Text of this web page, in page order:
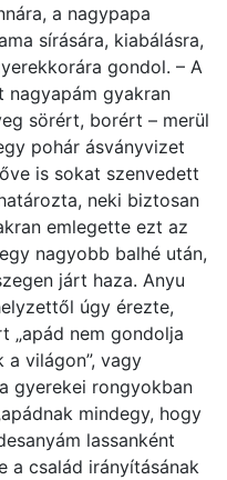
a nagypapa
sírására, kiabálásra,
gondol. – A
nagyapám gyakran
sörért, borért – merül
pohár ásványvizet
is sokat szenvedett
neki biztosan
emlegette ezt az
nagyobb balhé után,
járt haza. Anyu
úgy érezte,
„apád nem gondolja
világon”, vagy
gyerekei rongyokban
mindegy, hogy
lassanként
a család irányításának